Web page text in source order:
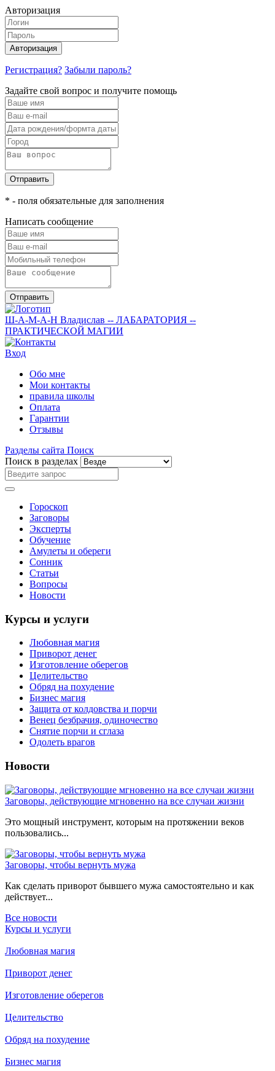
Авторизация
Авторизация
Регистрация? Забыли пароль?
Задайте свой вопрос и получите помощь
Отправить
* - поля обязательные для заполнения
Написать сообщение
Отправить
Ш-А-М-А-Н Владислав -- ЛАБАРАТОРИЯ --
ПРАКТИЧЕСКОЙ МАГИИ
Вход
Обо мне
Мои контакты
правила школы
Оплата
Гарантии
Отзывы
Разделы сайта Поиск
Поиск в разделах
Гороскоп
Заговоры
Эксперты
Обучение
Амулеты и обереги
Сонник
Статьи
Вопросы
Новости
Курсы и услуги
Любовная магия
Приворот денег
Изготовление оберегов
Целительство
Обряд на похудение
Бизнес магия
Защита от колдовства и порчи
Венец безбрачия, одиночество
Снятие порчи и сглаза
Одолеть врагов
Новости
Заговоры, действующие мгновенно на все случаи жизни
Это мощный инструмент, которым на протяжении веков
пользовались...
Заговоры, чтобы вернуть мужа
Как сделать приворот бывшего мужа самостоятельно и как
действует...
Все новости
Курсы и услуги
Любовная магия
Приворот денег
Изготовление оберегов
Целительство
Обряд на похудение
Бизнес магия